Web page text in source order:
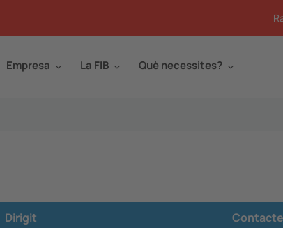
Empresa La FIB Què necessites?
Dirigit
Contacte